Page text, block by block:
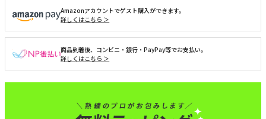
Amazonアカウントでゲスト購入ができます。
詳しくはこちら ＞
商品到着後、コンビニ・銀行・PayPay等でお支払い。
詳しくはこちら ＞